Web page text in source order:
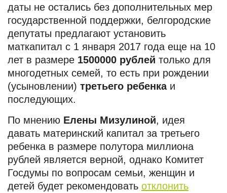
даты не остались без дополнительных мер
государственной поддержки, белгородские
депутаты предлагают установить
маткапитал с 1 января 2017 года еще на 10
лет в размере 1500000 рублей только для
многодетных семей, то есть при рождении
(усыновлении) третьего ребенкаи
последующих.
По мнению Елены Мизулиной, идея
давать материнский капитал за третьего
ребенка в размере полутора миллиона
рублей является верной, однако Комитет
Госдумы по вопросам семьи, женщин и
детей будет рекомендовать отклонить